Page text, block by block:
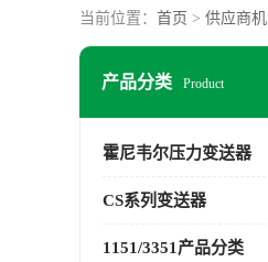
当前位置： 首页 > 供应商机
产品分类 Product
霍尼韦尔压力变送器
CS系列变送器
1151/3351产品分类